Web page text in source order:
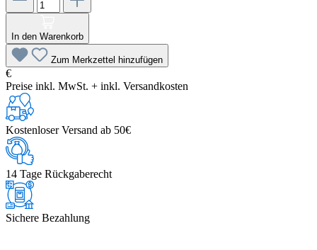
In den Warenkorb
Zum Merkzettel hinzufügen
€
Preise inkl. MwSt. + inkl. Versandkosten
Kostenloser Versand ab 50€
14 Tage Rückgaberecht
Sichere Bezahlung